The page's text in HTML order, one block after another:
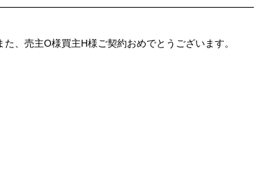
、売主O様買主H様ご契約おめでとうございます。